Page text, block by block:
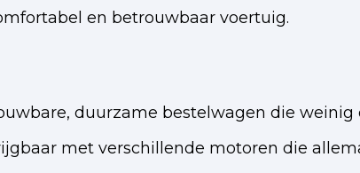
en betrouwbaar voertuig.
duurzame bestelwagen die
met verschillende motoren die